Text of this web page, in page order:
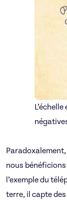
nous
l’exemple du
terre, il capte